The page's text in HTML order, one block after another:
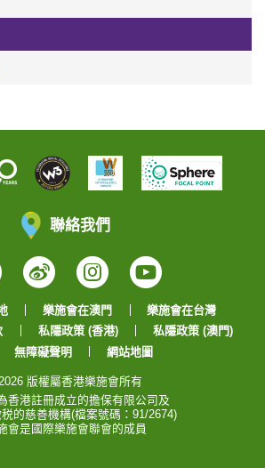
聯絡我們
WeiboInstagram
YouTube
樂施會在澳門
樂施會在台灣
私隱政策 (香港)
私隱政策 (澳門)
無障礙聲明
網站地圖
版權屬香港樂施會所有
香港註冊成立的擔保有限公司及
的慈善機構(檔案號碼：91/2674)
會是國際樂施會聯會的成員